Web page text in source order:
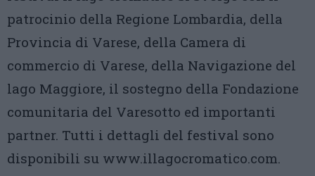
patrocinio della Regione Lombardia, della
Provincia di Varese, della Camera di
commercio di Varese, della Navigazione del
lago Maggiore, il sostegno della Fondazione
comunitaria del Varesotto ed importanti
partner. Tutti i dettagli del festival sono
disponibili su www.illagocromatico.com.